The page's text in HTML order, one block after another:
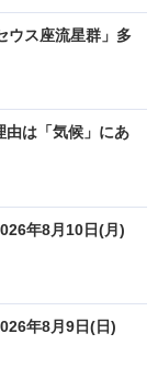
ウス座流星群」多
由は「気候」にあ
年8月10日(月)
年8月9日(日)